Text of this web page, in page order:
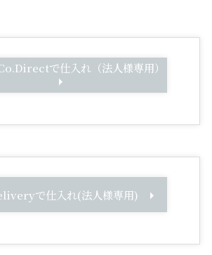
で仕入れ（法人様専用）
で仕入れ(法人様専用)